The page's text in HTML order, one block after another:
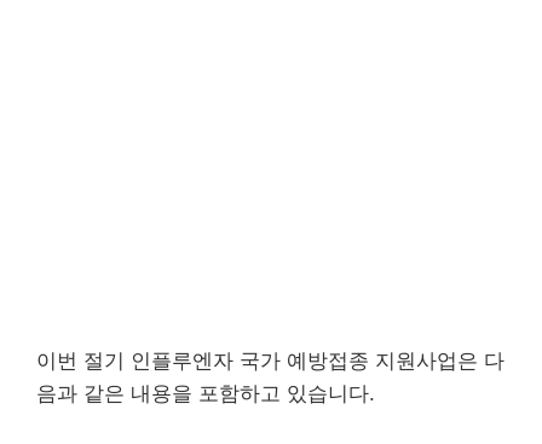
이번 절기 인플루엔자 국가 예방접종 지원사업은 다
음과 같은 내용을 포함하고 있습니다.